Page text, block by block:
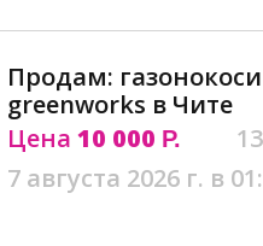
Продам:
greenworks в Чите
Цена 10 000 Р.
7 августа 2026 г. в